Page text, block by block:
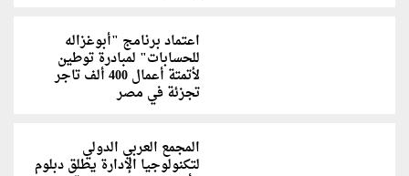
اعتماد برنامج "أبوغزاله
للحسابات" لمبادرة توطين
لأتمتة أعمال 400 ألف تاجر
تجزئة في مصر
المجمع العربي الدولي
لتكنولوجيا الإدارة يطلق دبلوم